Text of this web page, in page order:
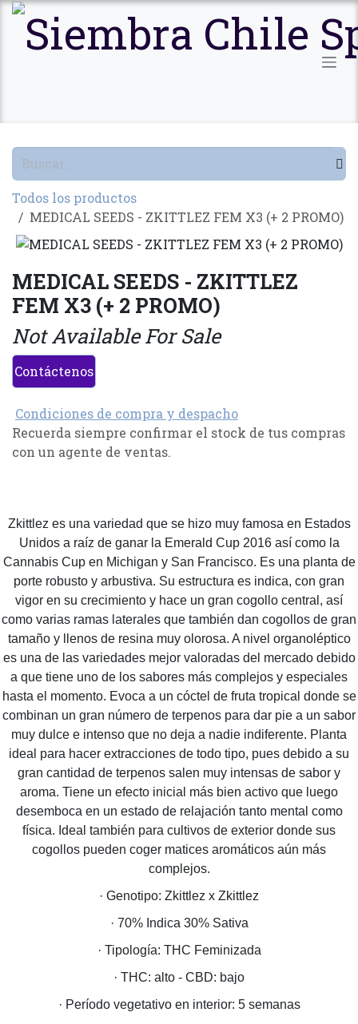
Ir al contenido
Todos los productos
MEDICAL SEEDS - ZKITTLEZ FEM X3 (+ 2 PROMO)
MEDICAL SEEDS - ZKITTLEZ
FEM X3 (+ 2 PROMO)
Not Available For Sale
Contáctenos
Condiciones de compra y despacho
Recuerda siempre confirmar el stock de tus compras
con un agente de ventas.
Zkittlez es una variedad que se hizo muy famosa en Estados
Unidos a raíz de ganar la Emerald Cup 2016 así como la
Cannabis Cup en Michigan y San Francisco. Es una planta de
porte robusto y arbustiva. Su estructura es indica, con gran
vigor en su crecimiento y hace un gran cogollo central, así
como varias ramas laterales que también dan cogollos de gran
tamaño y llenos de resina muy olorosa. A nivel organoléptico
es una de las variedades mejor valoradas del mercado debido
a que tiene uno de los sabores más complejos y especiales
hasta el momento. Evoca a un cóctel de fruta tropical donde se
combinan un gran número de terpenos para dar pie a un sabor
muy dulce e intenso que no deja a nadie indiferente. Planta
ideal para hacer extracciones de todo tipo, pues debido a su
gran cantidad de terpenos salen muy intensas de sabor y
aroma. Tiene un efecto inicial más bien activo que luego
desemboca en un estado de relajación tanto mental como
física. Ideal también para cultivos de exterior donde sus
cogollos pueden coger matices aromáticos aún más
complejos.
· Genotipo: Zkittlez x Zkittlez
· 70% Indica 30% Sativa
· Tipología: THC Feminizada
· THC: alto - CBD: bajo
· Período vegetativo en interior: 5 semanas